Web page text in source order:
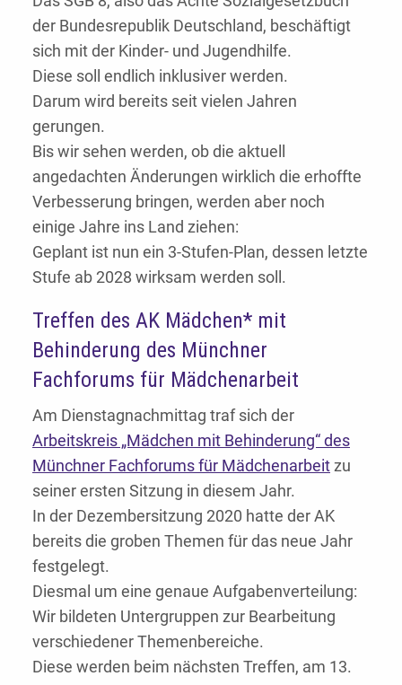
der Bundesrepublik Deutschland, beschäftigt
sich mit der Kinder- und Jugendhilfe.
Diese soll endlich inklusiver werden.
Darum wird bereits seit vielen Jahren
gerungen.
Bis wir sehen werden, ob die aktuell
angedachten Änderungen wirklich die erhoffte
Verbesserung bringen, werden aber noch
einige Jahre ins Land ziehen:
Geplant ist nun ein 3-Stufen-Plan, dessen letzte
Stufe ab 2028 wirksam werden soll.
Treffen des AK Mädchen* mit
Behinderung des Münchner
Fachforums für Mädchenarbeit
Am Dienstagnachmittag traf sich der
Arbeitskreis „Mädchen mit Behinderung“ des
Münchner Fachforums für Mädchenarbeitzu
seiner ersten Sitzung in diesem Jahr.
In der Dezembersitzung 2020 hatte der AK
bereits die groben Themen für das neue Jahr
festgelegt.
Diesmal um eine genaue Aufgabenverteilung:
Wir bildeten Untergruppen zur Bearbeitung
verschiedener Themenbereiche.
Diese werden beim nächsten Treffen, am 13.